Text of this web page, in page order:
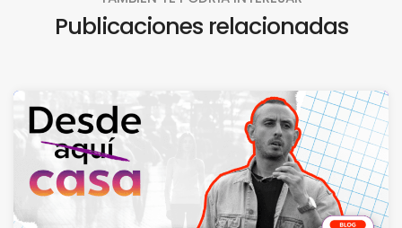
Publicaciones relacionadas